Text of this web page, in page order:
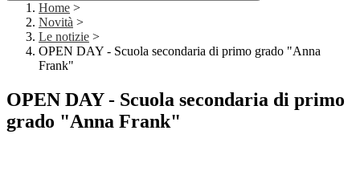
Home >
Novità >
Le notizie >
OPEN DAY - Scuola secondaria di primo grado "Anna
Frank"
OPEN DAY - Scuola secondaria di primo
grado "Anna Frank"